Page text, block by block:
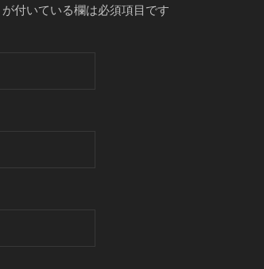
が付いている欄は必須項目です